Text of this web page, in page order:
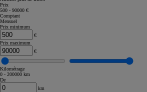
Prix
500 - 90000 €
Comptant
Mensuel
Prix minimum
€
Prix maximum
€
Kilométrage
0 - 200000 km
De
km